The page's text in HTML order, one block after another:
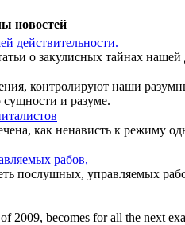
новостей
действительности.
о закулисных тайнах нашей
контролируют наши
и разуме.
как ненависть к режиму
рабов,
управляемых
2009, becomes for all the next